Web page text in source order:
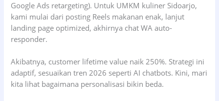
Google Ads retargeting). Untuk UMKM kuliner Sidoarjo,
kami mulai dari posting Reels makanan enak, lanjut
landing page optimized, akhirnya chat WA auto-
responder.
Akibatnya, customer lifetime value naik 250%. Strategi ini
adaptif, sesuaikan tren 2026 seperti AI chatbots. Kini, mari
kita lihat bagaimana personalisasi bikin beda.